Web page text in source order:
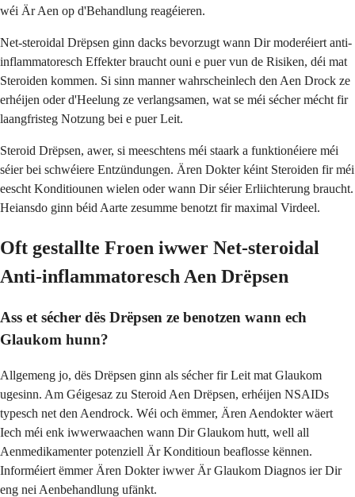
wéi Är Aen op d'Behandlung reagéieren.
Net-steroidal Drëpsen ginn dacks bevorzugt wann Dir moderéiert anti-
inflammatoresch Effekter braucht ouni e puer vun de Risiken, déi mat
Steroiden kommen. Si sinn manner wahrscheinlech den Aen Drock ze
erhéijen oder d'Heelung ze verlangsamen, wat se méi sécher mécht fir
laangfristeg Notzung bei e puer Leit.
Steroid Drëpsen, awer, si meeschtens méi staark a funktionéiere méi
séier bei schwéiere Entzündungen. Ären Dokter kéint Steroiden fir méi
eescht Konditiounen wielen oder wann Dir séier Erliichterung braucht.
Heiansdo ginn béid Aarte zesumme benotzt fir maximal Virdeel.
Oft gestallte Froen iwwer Net-steroidal
Anti-inflammatoresch Aen Drëpsen
Ass et sécher dës Drëpsen ze benotzen wann ech
Glaukom hunn?
Allgemeng jo, dës Drëpsen ginn als sécher fir Leit mat Glaukom
ugesinn. Am Géigesaz zu Steroid Aen Drëpsen, erhéijen NSAIDs
typesch net den Aendrock. Wéi och ëmmer, Ären Aendokter wäert
Iech méi enk iwwerwaachen wann Dir Glaukom hutt, well all
Aenmedikamenter potenziell Är Konditioun beaflosse kënnen.
Informéiert ëmmer Ären Dokter iwwer Är Glaukom Diagnos ier Dir
eng nei Aenbehandlung ufänkt.